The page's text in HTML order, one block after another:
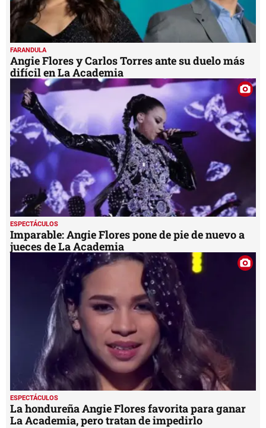
FARANDULA
Angie Flores y Carlos Torres ante su duelo más
difícil en La Academia
ESPECTÁCULOS
Imparable: Angie Flores pone de pie de nuevo a
jueces de La Academia
ESPECTÁCULOS
La hondureña Angie Flores favorita para ganar
La Academia, pero tratan de impedirlo